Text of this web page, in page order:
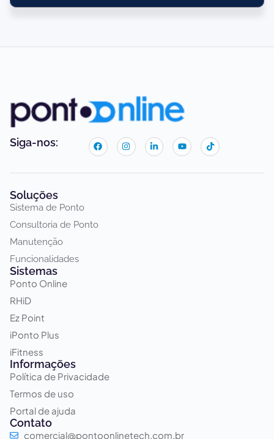
Siga-nos:
Soluções
Sistema de Ponto
Consultoria de Ponto
Manutenção
Funcionalidades
Sistemas
Ponto Online
RHiD
Ez Point
iPonto Plus
iFitness
Informações
Política de Privacidade
Termos de uso
Portal de ajuda
Contato
comercial@pontoonlinetech.com.br